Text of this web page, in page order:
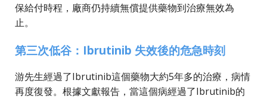
保給付時程，廠商仍持續無償提供藥物到治療無效為
止。
第三次低谷：Ibrutinib 失效後的危急時刻
游先生經過了Ibrutinib這個藥物大約5年多的治療，病情
再度復發。根據文獻報告，當這個病經過了Ibrutinib的